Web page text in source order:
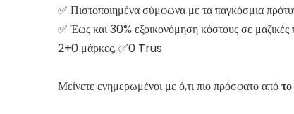
✅ Πιστοποιημένα σύμφωνα με τα παγκόσμια
✅ Έως και 30% εξοικονόμηση κόστους σε μαζικές
2+0 μάρκες, ✅0 Trus
Μείνετε ενημερωμένοι με ό,τι πιο πρόσφατο από